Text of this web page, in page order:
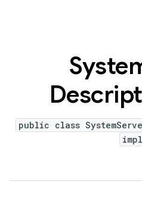
public class